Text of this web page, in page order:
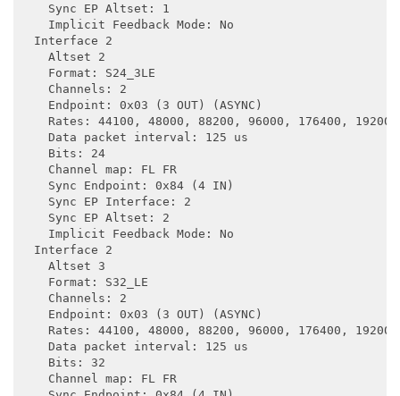
    Sync EP Altset: 1
    Implicit Feedback Mode: No
  Interface 2
    Altset 2
    Format: S24_3LE
    Channels: 2
    Endpoint: 0x03 (3 OUT) (ASYNC)
Rates: 44100, 48000, 88200, 96000, 176400,
    Data packet interval: 125 us
    Bits: 24
    Channel map: FL FR
    Sync Endpoint: 0x84 (4 IN)
    Sync EP Interface: 2
    Sync EP Altset: 2
    Implicit Feedback Mode: No
  Interface 2
    Altset 3
    Format: S32_LE
    Channels: 2
    Endpoint: 0x03 (3 OUT) (ASYNC)
Rates: 44100, 48000, 88200, 96000, 176400,
    Data packet interval: 125 us
    Bits: 32
    Channel map: FL FR